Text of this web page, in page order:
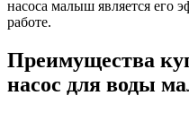
насоса малыш является его
работе.
Преимущества
насос для воды